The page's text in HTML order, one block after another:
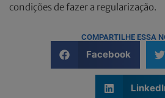
condições de fazer a regularização.
COMPARTILHE ESSA
Facebook